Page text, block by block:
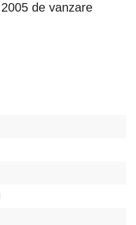
2005 de vanzare